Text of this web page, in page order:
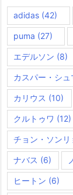
adidas (42)
puma (27)
エデルソン (8)
カスパー・シ
カリウス (10)
クルトゥワ (12)
チョン・ソンリ
ナバス (6)
ヒートン (6)